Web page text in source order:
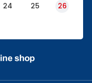
24 25
26